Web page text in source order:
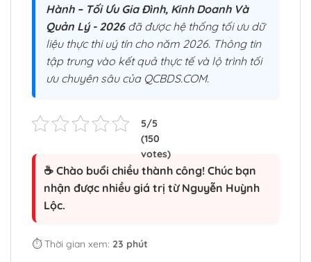
Hành – Tối Ưu Gia Đình, Kinh Doanh Và
Quản Lý - 2026đã được hệ thống tối ưu dữ
liệu thực thi uý tín cho năm 2026. Thông tin
tập trung vào kết quả thực tế và lộ trình tối
ưu chuyên sâu của QCBDS.COM.
☕ Chào buổi chiều thành công! Chúc bạn
nhận được nhiều giá trị từ Nguyễn Huỳnh
Lộc.
⏱️ Thời gian xem: 23 phút